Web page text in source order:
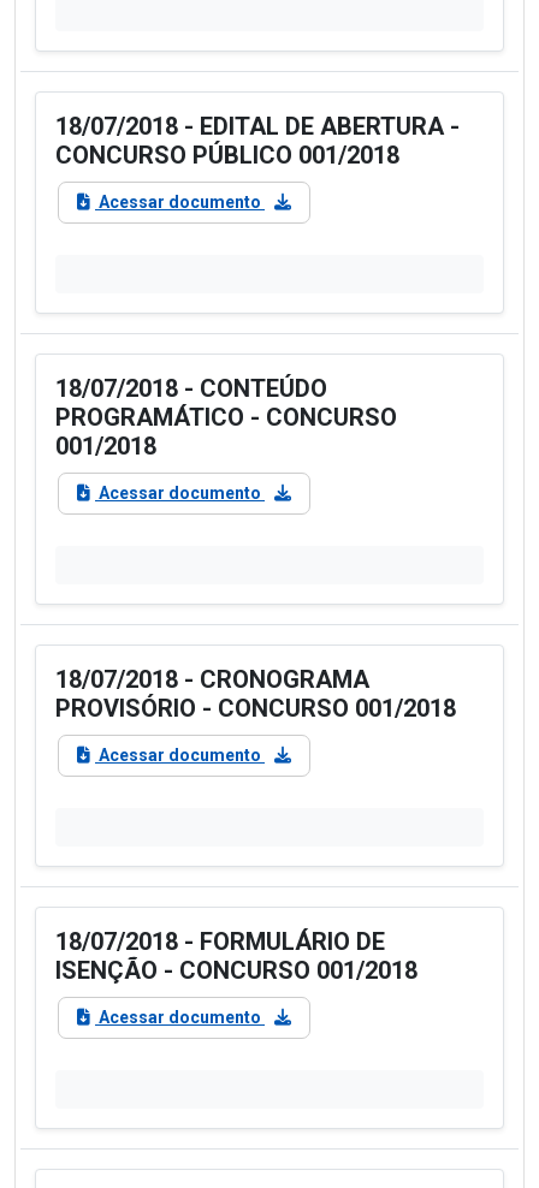
18/07/2018 - EDITAL DE ABERTURA -
CONCURSO PÚBLICO 001/2018
Acessar documento
18/07/2018 - CONTEÚDO
PROGRAMÁTICO - CONCURSO
001/2018
Acessar documento
18/07/2018 - CRONOGRAMA
PROVISÓRIO - CONCURSO 001/2018
Acessar documento
18/07/2018 - FORMULÁRIO DE
ISENÇÃO - CONCURSO 001/2018
Acessar documento